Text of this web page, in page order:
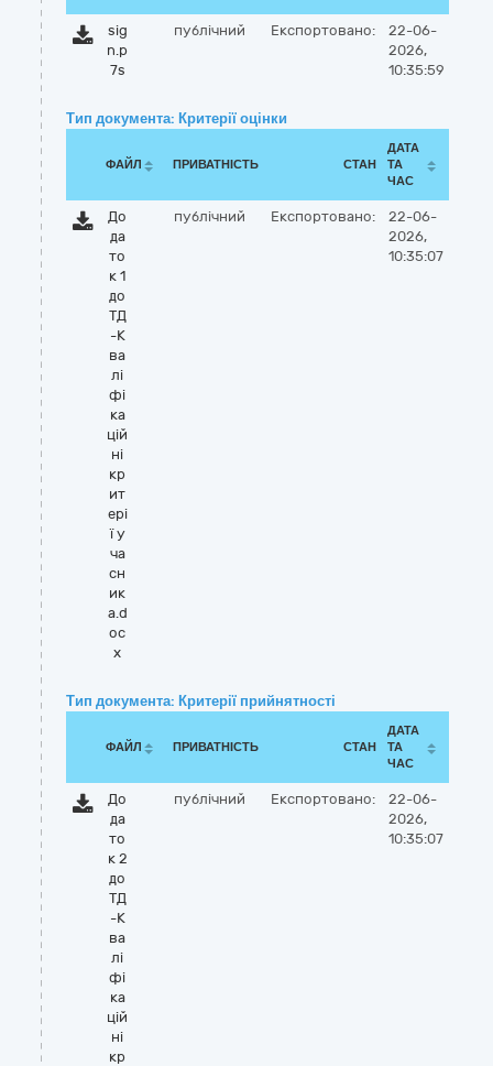
sig
n.p
7s
публічний Експортовано:
22-06-
2026,
10:35:59
Тип документа: Критерії оцінки
ФАЙЛ ПРИВАТНІСТЬ СТАН
ДАТА
ТА
ЧАС
До
да
то
к 1
до
ТД
-К
ва
лі
фі
ка
цій
ні
кр
ит
ері
ї у
ча
сн
ик
а.d
oc
x
публічний Експортовано:
22-06-
2026,
10:35:07
Тип документа: Критерії прийнятності
ФАЙЛ ПРИВАТНІСТЬ СТАН
ДАТА
ТА
ЧАС
До
да
то
к 2
до
ТД
-К
ва
лі
фі
ка
цій
ні
кр
публічний Експортовано:
22-06-
2026,
10:35:07